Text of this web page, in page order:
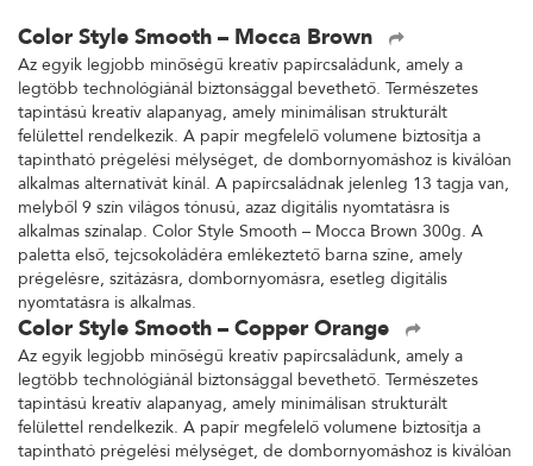
Color Style Smooth – Mocca Brown
Az egyik legjobb minőségű kreatív papírcsaládunk, amely a
legtöbb technológiánál biztonsággal bevethető. Természetes
tapintású kreatív alapanyag, amely minimálisan strukturált
felülettel rendelkezik. A papír megfelelő volumene biztosítja a
tapintható prégelési mélységet, de dombornyomáshoz is kiválóan
alkalmas alternatívát kínál. A papírcsaládnak jelenleg 13 tagja van,
melyből 9 szín világos tónusú, azaz digitális nyomtatásra is
alkalmas színalap. Color Style Smooth – Mocca Brown 300g. A
paletta első, tejcsokoládéra emlékeztető barna színe, amely
prégelésre, szitázásra, dombornyomásra, esetleg digitális
nyomtatásra is alkalmas.
Color Style Smooth – Copper Orange
Az egyik legjobb minőségű kreatív papírcsaládunk, amely a
legtöbb technológiánál biztonsággal bevethető. Természetes
tapintású kreatív alapanyag, amely minimálisan strukturált
felülettel rendelkezik. A papír megfelelő volumene biztosítja a
tapintható prégelési mélységet, de dombornyomáshoz is kiválóan